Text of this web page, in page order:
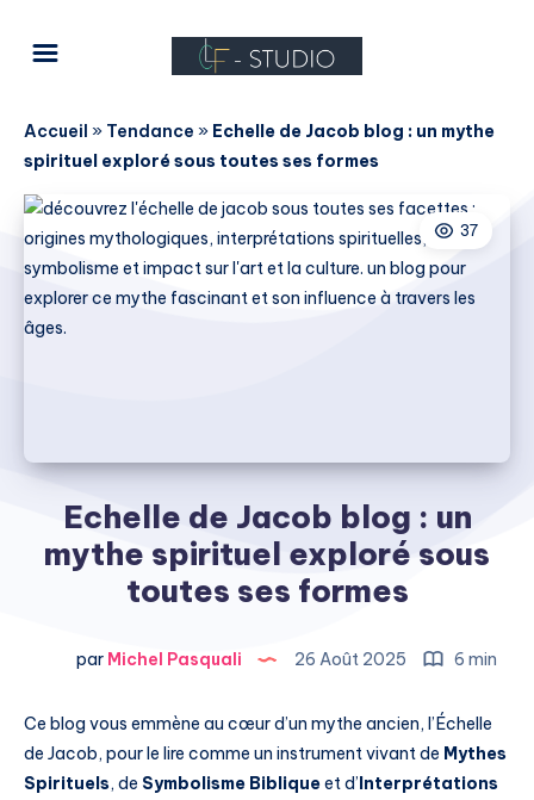
Accueil » Tendance » Echelle de Jacob blog : un mythe
spirituel exploré sous toutes ses formes
37
Echelle de Jacob blog : un
mythe spirituel exploré sous
toutes ses formes
par Michel Pasquali 26 Août 2025 6 min
Ce blog vous emmène au cœur d’un mythe ancien, l’Échelle
de Jacob, pour le lire comme un instrument vivant de Mythes
Spirituels, de Symbolisme Bibliqueet d’Interprétations